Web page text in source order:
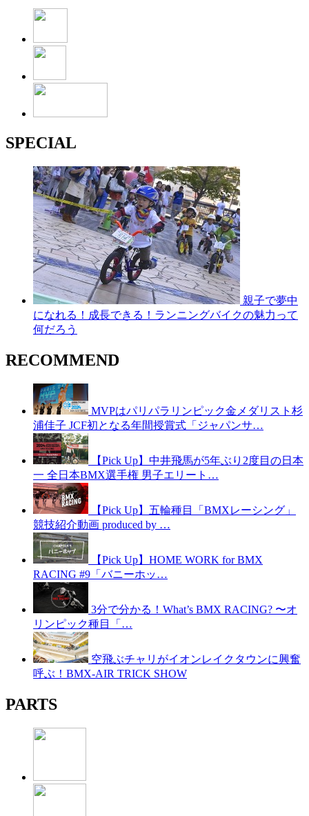
SPECIAL
親子で夢中
になれる！成長できる！ランニングバイクの魅力って
何だろう
RECOMMEND
MVPはパリパラリンピック金メダリスト杉
浦佳子 JCF初となる年間授賞式「ジャパンサ…
【Pick Up】中井飛馬が5年ぶり2度目の日本
一 全日本BMX選手権 男子エリート…
【Pick Up】五輪種目「BMXレーシング」
競技紹介動画 produced by …
【Pick Up】HOME WORK for BMX
RACING #9「バニーホッ…
3分で分かる！What’s BMX RACING? 〜オ
リンピック種目「…
空飛ぶチャリがイオンレイクタウンに興奮
呼ぶ！BMX-AIR TRICK SHOW
PARTS